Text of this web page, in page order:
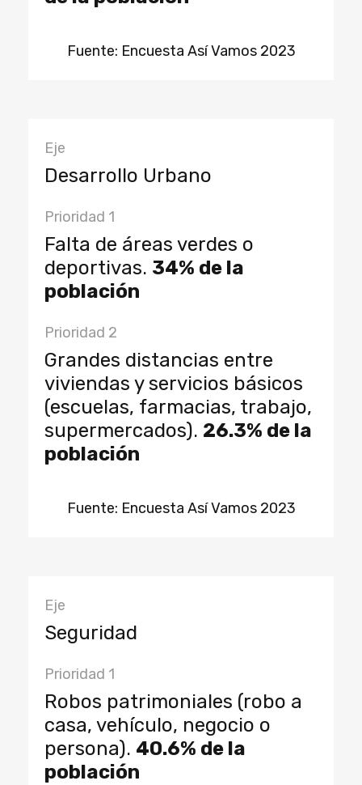
Fuente: Encuesta Así Vamos 2023
Eje
Desarrollo Urbano
Prioridad 1
Falta de áreas verdes o
deportivas. 34% de la
población
Prioridad 2
Grandes distancias entre
viviendas y servicios básicos
(escuelas, farmacias, trabajo,
supermercados). 26.3% de la
población
Fuente: Encuesta Así Vamos 2023
Eje
Seguridad
Prioridad 1
Robos patrimoniales (robo a
casa, vehículo, negocio o
persona). 40.6% de la
población